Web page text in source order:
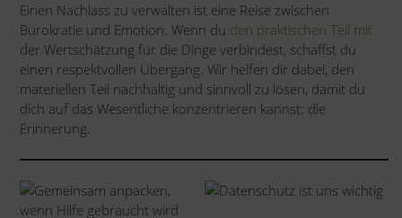
Einen Nachlass zu verwalten ist eine Reise zwischen
Bürokratie und Emotion. Wenn du den praktischen Teil mit
der Wertschätzung für die Dinge verbindest, schaffst du
einen respektvollen Übergang. Wir helfen dir dabei, den
materiellen Teil nachhaltig und sinnvoll zu lösen, damit du
dich auf das Wesentliche konzentrieren kannst: die
Erinnerung.